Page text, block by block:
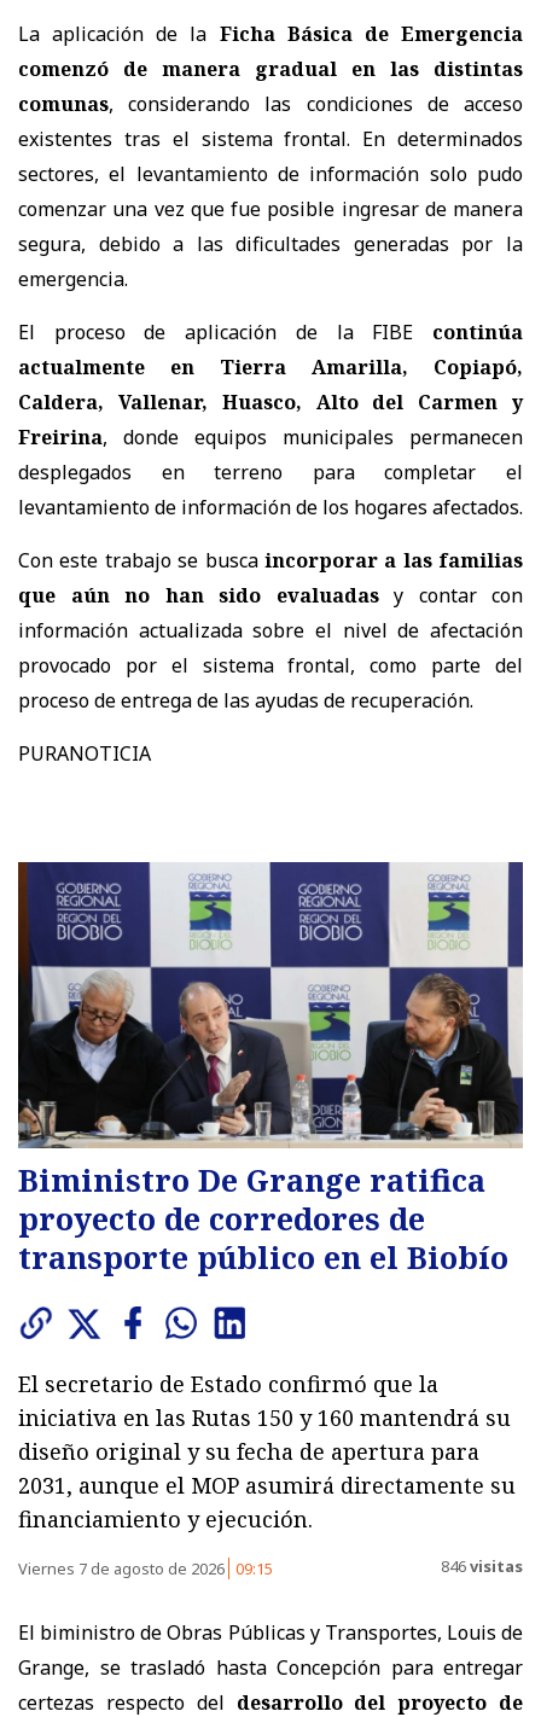
La aplicación de la Ficha Básica de Emergencia
comenzó de manera gradual en las distintas
comunas, considerando las condiciones de acceso
existentes tras el sistema frontal. En determinados
sectores, el levantamiento de información solo pudo
comenzar una vez que fue posible ingresar de manera
segura, debido a las dificultades generadas por la
emergencia.
El proceso de aplicación de la FIBE continúa
actualmente en Tierra Amarilla, Copiapó,
Caldera, Vallenar, Huasco, Alto del Carmen y
Freirina, donde equipos municipales permanecen
desplegados en terreno para completar el
levantamiento de información de los hogares afectados.
Con este trabajo se busca incorporar a las familias
que aún no han sido evaluadasy contar con
información actualizada sobre el nivel de afectación
provocado por el sistema frontal, como parte del
proceso de entrega de las ayudas de recuperación.
PURANOTICIA
Biministro De Grange ratifica
proyecto de corredores de
transporte público en el Biobío
El secretario de Estado confirmó que la
iniciativa en las Rutas 150 y 160 mantendrá su
diseño original y su fecha de apertura para
2031, aunque el MOP asumirá directamente su
financiamiento y ejecución.
Viernes 7 de agosto de 2026 09:15 846visitas
El biministro de Obras Públicas y Transportes, Louis de
Grange, se trasladó hasta Concepción para entregar
certezas respecto del desarrollo del proyecto de